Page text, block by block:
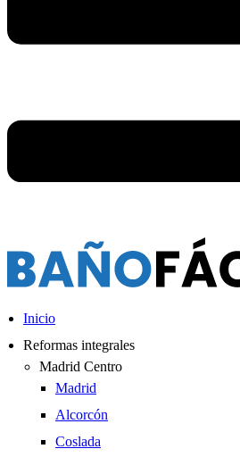
Inicio
Reformas integrales
Madrid Centro
Madrid
Alcorcón
Coslada